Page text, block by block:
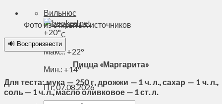
Вильнюс
+20°C
Макс.:+22°
Мин.: +14°
Пт, 07.08.2026
Фото из открытых источников
🔊 Воспроизвести
Пицца «Маргарита»
Для теста: мука — 250 г, дрожжи — 1 ч. л., сахар — 1 ч. л.,
соль — 1 ч. л., масло оливковое — 1 ст. л.